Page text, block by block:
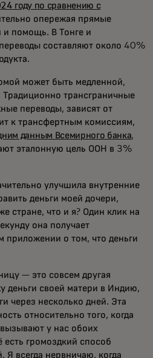
году по сравнению с
опережая прямые
и помощь. В Тонге и
составляют около 40%
может быть медленной,
трансграничные
переводы, зависят от
к трансфертным комиссиям,
данным Всемирного банка,
эталонную цель ООН в 3%
улучшила внутренние
деньги моей дочери,
стране, что и я? Один клик на
она получает
приложении о том, что деньги
— это совсем другая
деньги своей матери в Индию,
через несколько дней. Эта
относительно того, когда
у нас обоих
есть громоздкий способ
всегда нервничаю, когда